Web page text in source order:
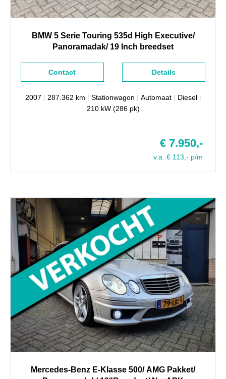
BMW 5 Serie Touring 535d High Executive/
Panoramadak/ 19 Inch breedset
Details
Contact
2007 | 287.362 km | Stationwagon | Automaat| Diesel|
210 kW (286 pk)
€ 7.950,-
v.a. € 113,- p/m
Mercedes-Benz E-Klasse 500/ AMG Pakket/